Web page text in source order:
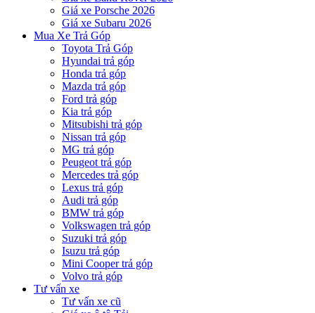
Giá xe Porsche 2026
Giá xe Subaru 2026
Mua Xe Trả Góp
Toyota Trả Góp
Hyundai trả góp
Honda trả góp
Mazda trả góp
Ford trả góp
Kia trả góp
Mitsubishi trả góp
Nissan trả góp
MG trả góp
Peugeot trả góp
Mercedes trả góp
Lexus trả góp
Audi trả góp
BMW trả góp
Volkswagen trả góp
Suzuki trả góp
Isuzu trả góp
Mini Cooper trả góp
Volvo trả góp
Tư vấn xe
Tư vấn xe cũ